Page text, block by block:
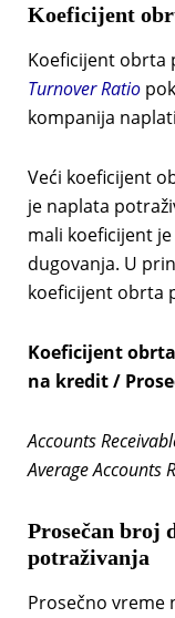
Koeficijent
Koeficijent obrta
Turnover Ratio
kompanija
Veći koeficijent
je naplata
mali koeficijent
dugovanja. U
koeficijent obrta
Koeficijent
na kredit /
Accounts
Average Accounts
Prosečan broj
potraživanja
Prosečno vreme